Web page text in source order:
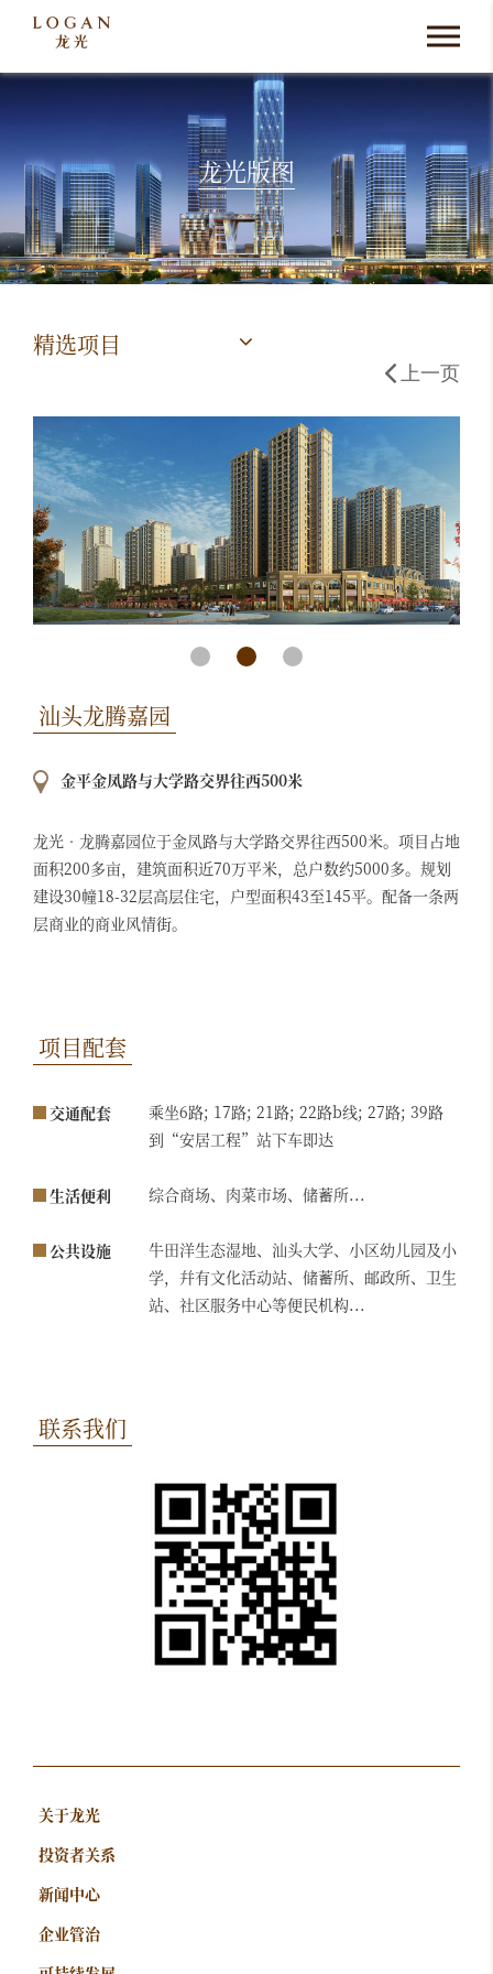
龙光版图
精选项目
上一页
汕头龙腾嘉园
金平金凤路与大学路交界往西500米
龙光•龙腾嘉园位于金凤路与大学路交界往西500米。项目占地
面积200多亩，建筑面积近70万平米，总户数约5000多。规划
建设30幢18-32层高层住宅，户型面积43至145平。配备一条两
层商业的商业风情街。
项目配套
交通配套
乘坐6路; 17路; 21路; 22路b线; 27路; 39路
到“安居工程”站下车即达
生活便利 综合商场、肉菜市场、储蓄所...
公共设施
牛田洋生态湿地、汕头大学、小区幼儿园及小
学，幷有文化活动站、储蓄所、邮政所、卫生
站、社区服务中心等便民机构...
联系我们
关于龙光
投资者关系
新闻中心
企业管治